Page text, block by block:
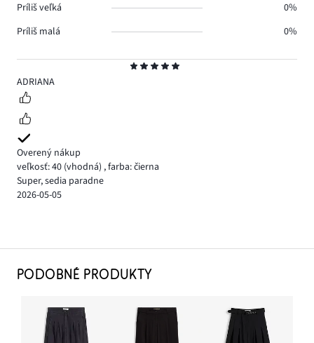
5
ADRIANA
Overený nákup
veľkosť: 40 (vhodná) ,farba: čierna
Super, sedia paradne
2026-05-05
Príliš veľká
0%
Príliš malá
0%
PODOBNÉ PRODUKTY